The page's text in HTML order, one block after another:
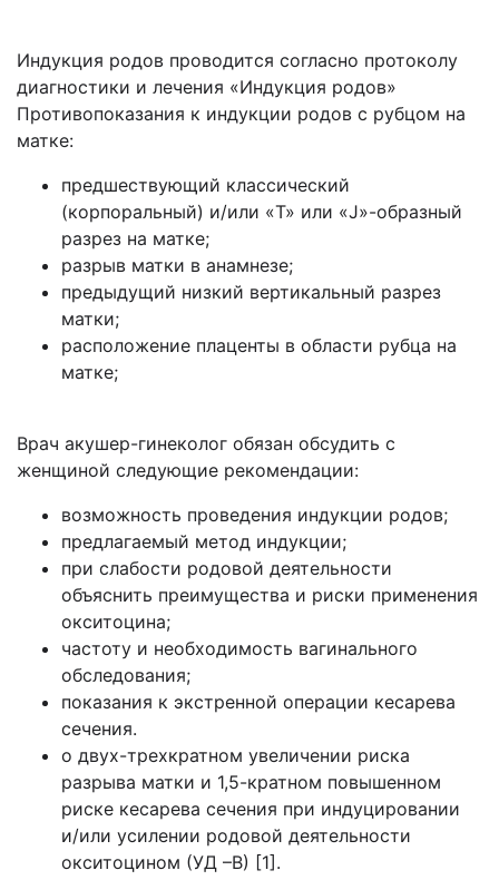
Индукция родов проводится согласно протоколу
диагностики и лечения «Индукция родов»
Противопоказания к индукции родов с рубцом на
матке:
предшествующий классический
(корпоральный) и/или «T» или «J»-образный
разрез на матке;
разрыв матки в анамнезе;
предыдущий низкий вертикальный разрез
матки;
расположение плаценты в области рубца на
матке;
Врач акушер-гинеколог обязан обсудить с
женщиной следующие рекомендации:
возможность проведения индукции родов;
предлагаемый метод индукции;
при слабости родовой деятельности
объяснить преимущества и риски применения
окситоцина;
частоту и необходимость вагинального
обследования;
показания к экстренной операции кесарева
сечения.
о двух-трехкратном увеличении риска
разрыва матки и 1,5-кратном повышенном
риске кесарева сечения при индуцировании
и/или усилении родовой деятельности
окситоцином (УД –В) [1].